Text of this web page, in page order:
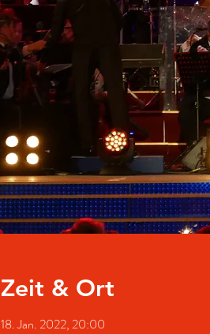
Zeit & Ort
18. Jan. 2022, 20:00